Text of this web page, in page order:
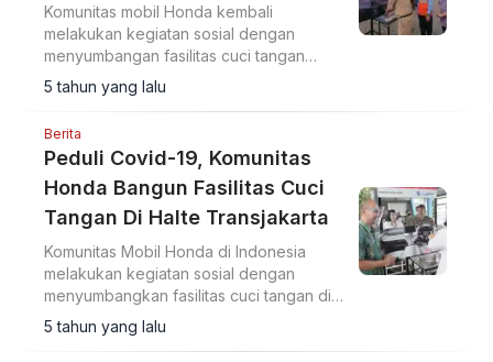
Komunitas mobil Honda kembali
melakukan kegiatan sosial dengan
menyumbangan fasilitas cuci tangan
untuk Monumen Nasional (Monas) pada
tanggal 15 Desember 2020.
5 tahun yang lalu
Berita
Peduli Covid-19, Komunitas
Honda Bangun Fasilitas Cuci
Tangan Di Halte Transjakarta
Komunitas Mobil Honda di Indonesia
melakukan kegiatan sosial dengan
menyumbangkan fasilitas cuci tangan di
5 halte TransJakarta.
5 tahun yang lalu